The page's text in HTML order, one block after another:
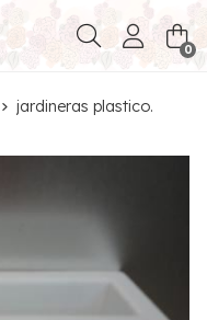
Buscar 0
jardineras plastico.